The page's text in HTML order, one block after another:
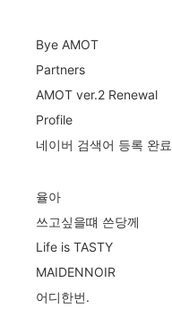
Bye AMOT
Partners
AMOT ver.2 Renewal
Profile
네이버 검색어 등록 완료
율아
쓰고싶을떄 쓴당께
Life is TASTY
MAIDENNOIR
어디한번.